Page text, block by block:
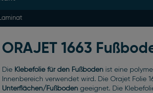
ORAJET 1663
Die Klebefolie für den Fußboden ist eine
Innenbereich verwendet wird. Die Orajet Folie
Unterflächen/Fußbodengeeignet. Die